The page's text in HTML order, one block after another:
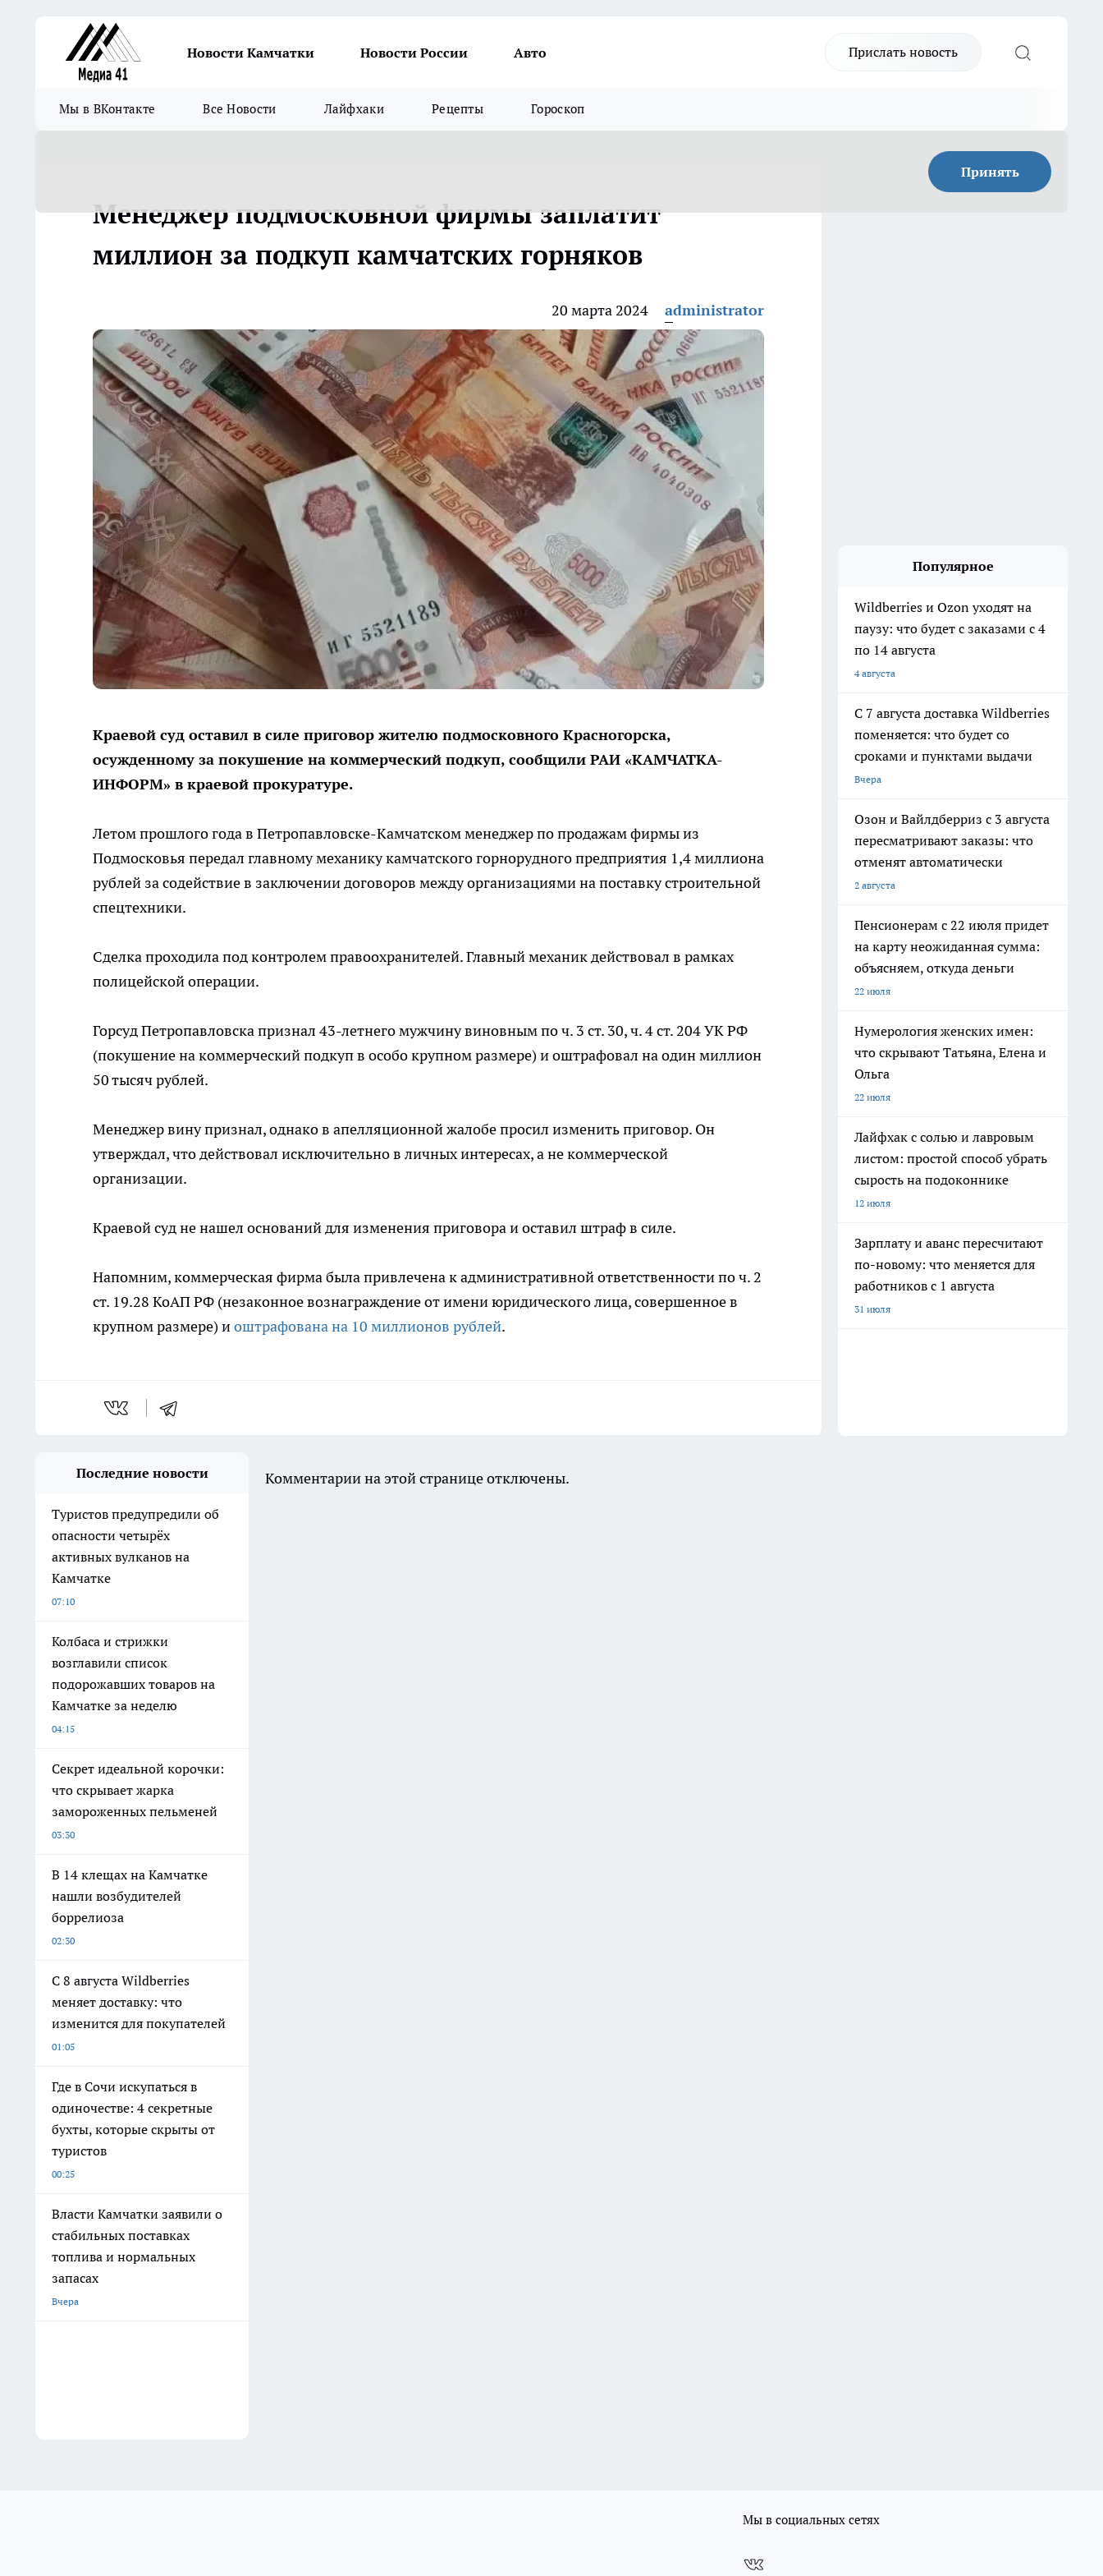
Новости Камчатки Новости России Авто Прислать новость
Мы в ВКонтакте Все Новости Лайфхаки Рецепты Гороскоп
Принять
Менеджер подмосковной фирмы заплатит
миллион за подкуп камчатских горняков
20 марта 2024 administrator
Краевой суд оставил в силе приговор жителю подмосковного Красногорска,
осужденному за покушение на коммерческий подкуп, сообщили РАИ «КАМЧАТКА-
ИНФОРМ» в краевой прокуратуре.
Летом прошлого года в Петропавловске-Камчатском менеджер по продажам фирмы из
Подмосковья передал главному механику камчатского горнорудного предприятия 1,4 миллиона
рублей за содействие в заключении договоров между организациями на поставку строительной
спецтехники.
Сделка проходила под контролем правоохранителей. Главный механик действовал в рамках
полицейской операции.
Горсуд Петропавловска признал 43-летнего мужчину виновным по ч. 3 ст. 30, ч. 4 ст. 204 УК РФ
(покушение на коммерческий подкуп в особо крупном размере) и оштрафовал на один миллион
50 тысяч рублей.
Менеджер вину признал, однако в апелляционной жалобе просил изменить приговор. Он
утверждал, что действовал исключительно в личных интересах, а не коммерческой
организации.
Краевой суд не нашел оснований для изменения приговора и оставил штраф в силе.
Напомним, коммерческая фирма была привлечена к административной ответственности по ч. 2
ст. 19.28 КоАП РФ (незаконное вознаграждение от имени юридического лица, совершенное в
крупном размере) иоштрафована на 10 миллионов рублей.
Популярное
Wildberries и Ozon уходят на
паузу: что будет с заказами с 4
по 14 августа
4 августа
С 7 августа доставка Wildberries
поменяется: что будет со
сроками и пунктами выдачи
Вчера
Озон и Вайлдберриз с 3 августа
пересматривают заказы: что
отменят автоматически
2 августа
Пенсионерам с 22 июля придет
на карту неожиданная сумма:
объясняем, откуда деньги
22 июля
Нумерология женских имен:
что скрывают Татьяна, Елена и
Ольга
22 июля
Лайфхак с солью и лавровым
листом: простой способ убрать
сырость на подоконнике
12 июля
Зарплату и аванс пересчитают
по-новому: что меняется для
работников с 1 августа
31 июля
Последние новости
Туристов предупредили об
опасности четырёх
активных вулканов на
Камчатке
07:10
Колбаса и стрижки
возглавили список
подорожавших товаров на
Камчатке за неделю
04:15
Секрет идеальной корочки:
что скрывает жарка
замороженных пельменей
03:30
В 14 клещах на Камчатке
нашли возбудителей
боррелиоза
02:30
С 8 августа Wildberries
меняет доставку: что
изменится для покупателей
01:05
Где в Сочи искупаться в
одиночестве: 4 секретные
бухты, которые скрыты от
туристов
00:25
Власти Камчатки заявили о
стабильных поставках
топлива и нормальных
запасах
Вчера
Комментарии на этой странице отключены.
Мы в социальных сетях